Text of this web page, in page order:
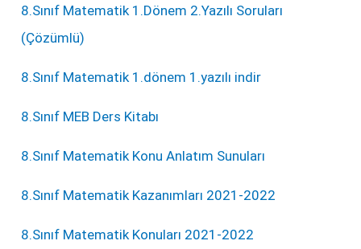
8.Sınıf Matematik 1.Dönem 2.Yazılı Soruları
(Çözümlü)
8.Sınıf Matematik 1.dönem 1.yazılı indir
8.Sınıf MEB Ders Kitabı
8.Sınıf Matematik Konu Anlatım Sunuları
8.Sınıf Matematik Kazanımları 2021-2022
8.Sınıf Matematik Konuları 2021-2022